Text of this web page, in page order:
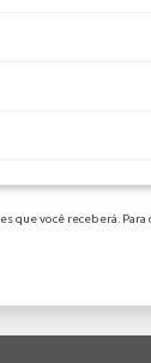
que você receberá.